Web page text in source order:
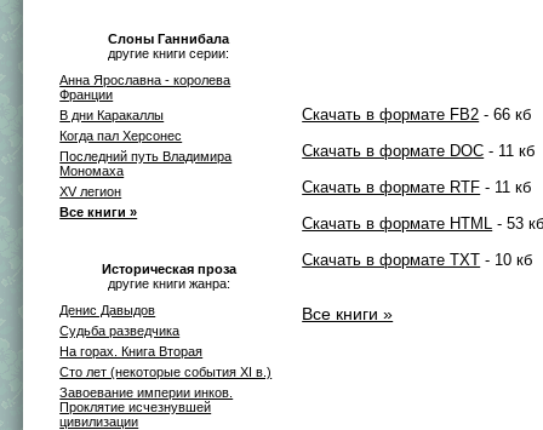
Слоны Ганнибала
другие книги серии:
Анна Ярославна - королева
Франции
В дни Каракаллы
Когда пал Херсонес
Последний путь Владимира
Мономаха
XV легион
Все книги »
Историческая проза
другие книги жанра:
Денис Давыдов
Судьба разведчика
На горах. Книга Вторая
Сто лет (некоторые события XI в.)
Завоевание империи инков.
Проклятие исчезнувшей
цивилизации
Скачать в формате FB2 - 66 кб
Скачать в формате DOC - 11 кб
Скачать в формате RTF - 11 кб
Скачать в формате HTML - 53
Скачать в формате TXT - 10 кб
Все книги »